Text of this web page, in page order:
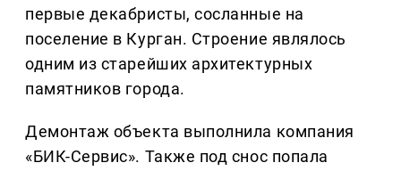
первые декабристы, сосланные на
поселение в Курган. Строение являлось
одним из старейших архитектурных
памятников города.
Демонтаж объекта выполнила компания
«БИК-Сервис». Также под снос попала